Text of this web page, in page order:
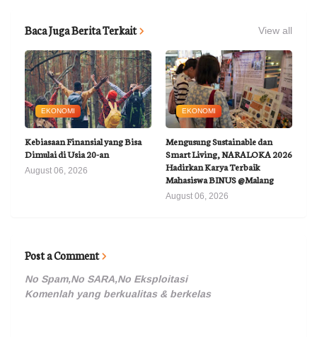
Baca Juga Berita Terkait View all
EKONOMI
Kebiasaan Finansial yang Bisa
Dimulai di Usia 20-an
August 06, 2026
EKONOMI
Mengusung Sustainable dan
Smart Living, NARALOKA 2026
Hadirkan Karya Terbaik
Mahasiswa BINUS @Malang
August 06, 2026
Post a Comment
No Spam,No SARA,No Eksploitasi
Komenlah yang berkualitas & berkelas